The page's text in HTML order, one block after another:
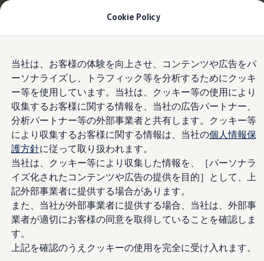
Cookie Policy
当社は、お客様の体験を向上させ、コンテンツや広告をパ
ーソナライズし、トラフィック等を分析するためにクッキ
ー等を使用しています。当社は、クッキー等の使用により
収集するお客様に関する情報を、当社の広告パートナー、
分析パートナー等の外部事業者と共有します。クッキー等
により収集するお客様に関する情報は、当社の個人情報保
護方針に従って取り扱われます。
当社は、クッキー等により収集した情報を、［パーソナラ
イズ化されたコンテンツや広告の提供を目的］として、上
記外部事業者に提供する場合があります。
また、当社が外部事業者に提供する場合、当社は、外部事
業者が適切にお客様の同意を取得していることを確認しま
す。
上記を確認のうえクッキーの使用を完全に受け入れます。
main
content
to
footer
適用金利1.99% 月々8,400円〜| 9月30日(水)まで
デジタルカタログ
セーフティ マイスター
デジタルカタログ
ID. Buzz
T-Cross
Tiguan
Golf
Golf GTI
Golf R
Golf Variant
Golf R Variant
Passat
ID.4
Polo
Polo GTI
Golf Touran
T-Roc R
フォルクスワーゲンマガジン
支払い例
T-Cross TSI Active ソリューションズ3年プラン
月々 5,900 円（特別低金利0.50%）
支払い総額 （含む頭金） 3,428,400 円
車両本体価格 3,399,000 円※
頭金 1,019,000 円
初回の支払い額 8,800 円​